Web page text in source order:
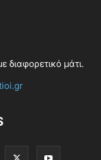
διαφορετικό μάτι.